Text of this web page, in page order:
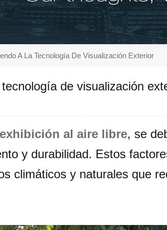
A La Tecnología De Visualización Exterior
de visualización
exhibición al aire libre, se
y durabilidad. Estos
climáticos y naturales que